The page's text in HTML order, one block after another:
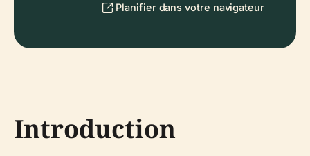
Planifier dans votre navigateur
Introduction